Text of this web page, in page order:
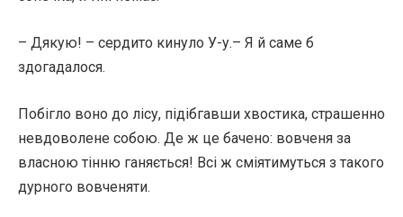
– Дякую! – сердито кинуло У-у.– Я й саме б
здогадалося.
Побігло воно до лісу, підібгавши хвостика, страшенно
невдоволене собою. Де ж це бачено: вовченя за
власною тінню ганяється! Всі ж сміятимуться з такого
дурного вовченяти.